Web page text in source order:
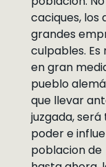
caciques, los
grandes
culpables.
en gran
pueblo
que llevar
juzgada,
poder e
poblacion